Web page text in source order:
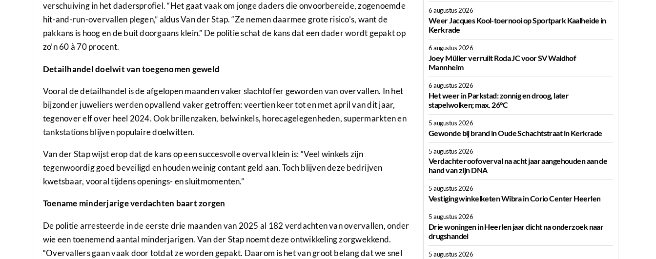
verschuiving in het dadersprofiel. “Het gaat vaak om jonge daders die onvoorbereide, zogenoemde
hit-and-run-overvallen plegen,” aldus Van der Stap. “Ze nemen daarmee grote risico’s, want de
pakkans is hoog en de buit doorgaans klein.” De politie schat de kans dat een dader wordt gepakt op
zo’n 60 à 70 procent.
Detailhandel doelwit van toegenomen geweld
Vooral de detailhandel is de afgelopen maanden vaker slachtoffer geworden van overvallen. In het
bijzonder juweliers werden opvallend vaker getroffen: veertien keer tot en met april van dit jaar,
tegenover elf over heel 2024. Ook brillenzaken, belwinkels, horecagelegenheden, supermarkten en
tankstations blijven populaire doelwitten.
Van der Stap wijst erop dat de kans op een succesvolle overval klein is: “Veel winkels zijn
tegenwoordig goed beveiligd en houden weinig contant geld aan. Toch blijven deze bedrijven
kwetsbaar, vooral tijdens openings- en sluitmomenten.”
Toename minderjarige verdachten baart zorgen
De politie arresteerde in de eerste drie maanden van 2025 al 182 verdachten van overvallen, onder
wie een toenemend aantal minderjarigen. Van der Stap noemt deze ontwikkeling zorgwekkend.
“Overvallers gaan vaak door totdat ze worden gepakt. Daarom is het van groot belang dat we snel
6 augustus 2026
Weer Jacques Kool-toernooi op Sportpark Kaalheide in
Kerkrade
6 augustus 2026
Joey Müller verruilt Roda JC voor SV Waldhof
Mannheim
6 augustus 2026
Het weer in Parkstad: zonnig en droog, later
stapelwolken; max. 26°C
5 augustus 2026
Gewonde bij brand in Oude Schachtstraat in Kerkrade
5 augustus 2026
Verdachte roofoverval na acht jaar aangehouden aan de
hand van zijn DNA
5 augustus 2026
Vestiging winkelketen Wibra in Corio Center Heerlen
5 augustus 2026
Drie woningen in Heerlen jaar dicht na onderzoek naar
drugshandel
5 augustus 2026